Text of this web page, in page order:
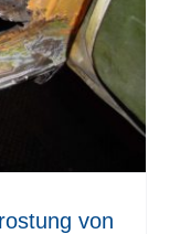
von